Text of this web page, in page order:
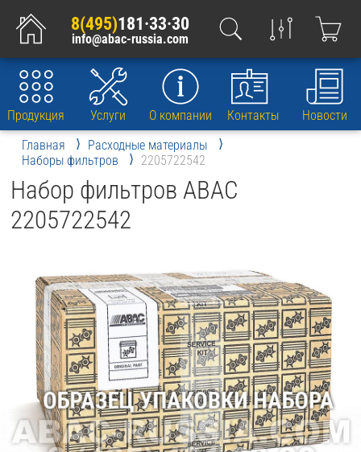
8(495)181·33·30
info@abac-russia.com
Продукция Услуги О компании Контакты
Новости
Главная
Расходные материалы
Наборы фильтров
2205722542
Набор фильтров ABAC
2205722542